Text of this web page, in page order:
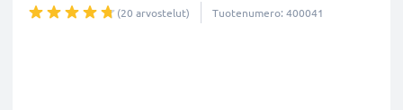
(20 arvostelut) Tuotenumero: 400041